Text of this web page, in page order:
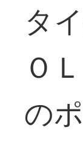
タ
Ｏ
の